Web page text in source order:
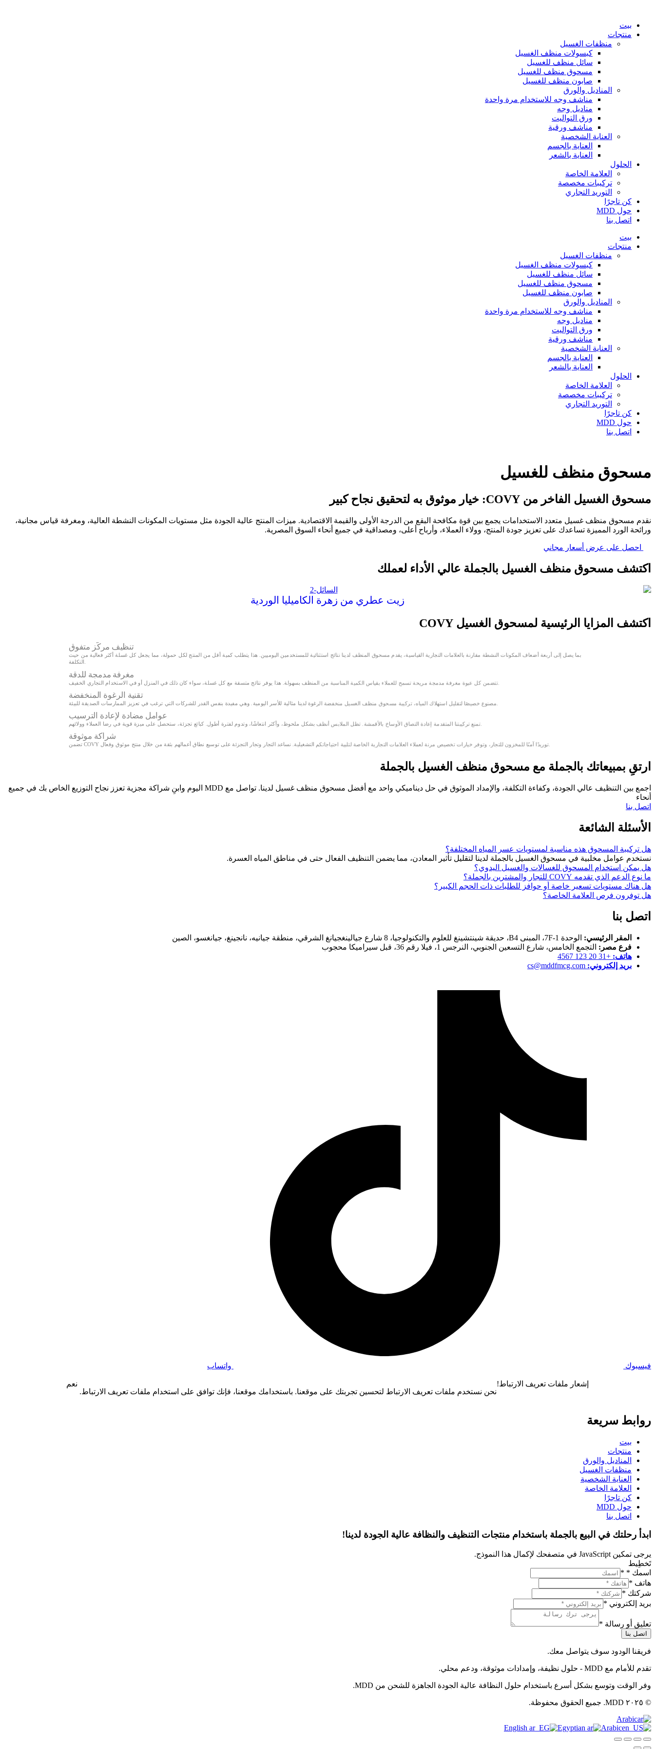
المحتوىبيت
منتجات
منظفات الغسيل
كبسولات منظف الغسيل
سائل منظف للغسيل
مسحوق منظف للغسيل
صابون منظف للغسيل
المناديل والورق
مناشف وجه للاستخدام مرة واحدة
مناديل وجه
ورق التواليت
مناشف ورقية
العناية الشخصية
العناية بالجسم
العناية بالشعر
الحلول
العلامة الخاصة
تركيبات مخصصة
التوريد التجاري
كن تاجرًا
حول MDD
اتصل بنا
بيت
منتجات
منظفات الغسيل
كبسولات منظف الغسيل
سائل منظف للغسيل
مسحوق منظف للغسيل
صابون منظف للغسيل
المناديل والورق
مناشف وجه للاستخدام مرة واحدة
مناديل وجه
ورق التواليت
مناشف ورقية
العناية الشخصية
العناية بالجسم
العناية بالشعر
الحلول
العلامة الخاصة
تركيبات مخصصة
التوريد التجاري
كن تاجرًا
حول MDD
اتصل بنا
مسحوق منظف للغسيل
مسحوق الغسيل الفاخر من COVY: خيار موثوق به لتحقيق نجاح كبير
نقدم مسحوق منظف غسيل متعدد الاستخدامات يجمع بين قوة مكافحة البقع من الدرجة الأولى والقيمة الاقتصادية. ميزات المنتج عالية الجودة مثل مستويات المكونات النشطة العالية، ومغرفة قياس مجانية،
ورائحة الورد المميزة تساعدك على تعزيز جودة المنتج، وولاء العملاء، وأرباح أعلى، ومصداقية في جميع أنحاء السوق المصرية.
احصل على عرض أسعار مجاني
اكتشف مسحوق منظف الغسيل بالجملة عالي الأداء لعملك
زيت عطري من زهرة الكاميليا الوردية
اكتشف المزايا الرئيسية لمسحوق الغسيل COVY
تنظيف مركّز متفوق
بما يصل إلى أربعة أضعاف المكونات النشطة مقارنة بالعلامات التجارية القياسية، يقدم مسحوق المنظف لدينا نتائج استثنائية للمستخدمين اليوميين. هذا يتطلب كمية أقل من المنتج لكل حمولة، مما يجعل كل غسلة أكثر فعالية من حيث
التكلفة.
مغرفة مدمجة للدقة
تتضمن كل عبوة مغرفة مدمجة مريحة تسمح للعملاء بقياس الكمية المناسبة من المنظف بسهولة. هذا يوفر نتائج متسقة مع كل غسلة، سواء كان ذلك في المنزل أو في الاستخدام التجاري الخفيف.
تقنية الرغوة المنخفضة
مصنوع خصيصًا لتقليل استهلاك المياه، تركيبة مسحوق منظف الغسيل منخفضة الرغوة لدينا مثالية للأسر اليومية. وهي مفيدة بنفس القدر للشركات التي ترغب في تعزيز الممارسات الصديقة للبيئة.
عوامل مضادة لإعادة الترسيب
تمنع تركيبتنا المتقدمة إعادة التصاق الأوساخ بالأقمشة. تظل الملابس أنظف بشكل ملحوظ، وأكثر انتعاشًا، وتدوم لفترة أطول. كبائع تجزئة، ستحصل على ميزة قوية في رضا العملاء وولائهم.
شراكة موثوقة
تضمن COVY توريدًا آمنًا للمخزون للتجار، وتوفر خيارات تخصيص مرنة لعملاء العلامات التجارية الخاصة لتلبية احتياجاتكم التشغيلية. نساعد التجار وتجار التجزئة على توسيع نطاق أعمالهم بثقة من خلال منتج موثوق وفعال.
ارتقِ بمبيعاتك بالجملة مع مسحوق منظف الغسيل بالجملة
اجمع بين التنظيف عالي الجودة، وكفاءة التكلفة، والإمداد الموثوق في حل ديناميكي واحد مع أفضل مسحوق منظف غسيل لدينا. تواصل مع MDD اليوم وابنِ شراكة مجزية تعزز نجاح التوزيع الخاص بك في جميع
أنحاء
اتصل بنا
الأسئلة الشائعة
هل تركيبة المسحوق هذه مناسبة لمستويات عسر المياه المختلفة؟
نستخدم عوامل مخلبية في مسحوق الغسيل بالجملة لدينا لتقليل تأثير المعادن، مما يضمن التنظيف الفعال حتى في مناطق المياه العسرة.
هل يمكن استخدام المسحوق للغسالات والغسيل اليدوي؟
ما نوع الدعم الذي تقدمه COVY للتجار والمشترين بالجملة؟
هل هناك مستويات تسعير خاصة أو حوافز للطلبات ذات الحجم الكبير؟
هل توفرون فرص العلامة الخاصة؟
اتصل بنا
المقر الرئيسي: الوحدة 1-7F، المبنى B4، حديقة شينتشينغ للعلوم والتكنولوجيا، 8 شارع جيالينغجيانغ الشرقي، منطقة جيانيه، نانجينغ، جيانغسو، الصين
فرع مصر: التجمع الخامس، شارع التسعين الجنوبي، النرجس 1، فيلا رقم 36، قبل سيراميكا محجوب
هاتف: +31 20 123 4567
بريد إلكتروني:
فيسبوك واتساب
إشعار ملفات تعريف الارتباط!
نحن نستخدم ملفات تعريف الارتباط لتحسين تجربتك على موقعنا. باستخدامك موقعنا، فإنك توافق على استخدام ملفات تعريف الارتباط.
نعم
روابط سريعة
بيت
منتجات
المناديل والورق
منظفات الغسيل
العناية الشخصية
العلامة الخاصة
كن تاجرًا
حول MDD
اتصل بنا
ابدأ رحلتك في البيع بالجملة باستخدام منتجات التنظيف والنظافة عالية الجودة لدينا!
يرجى تمكين JavaScript في متصفحك لإكمال هذا النموذج.
تَخطِيط
اسمك * *
هاتف *
شركتك *
بريد إلكتروني *
تعليق أو رسالة *
اتصل بنا
فريقنا الودود سوف يتواصل معك.
تقدم للأمام مع MDD - حلول نظيفة، وإمدادات موثوقة، ودعم محلي.
وفر الوقت وتوسع بشكل أسرع باستخدام حلول النظافة عالية الجودة الجاهزة للشحن من MDD.
© ٢٠٢٥ MDD. جميع الحقوق محفوظة.
Arabic
English
Egyptian Arabic